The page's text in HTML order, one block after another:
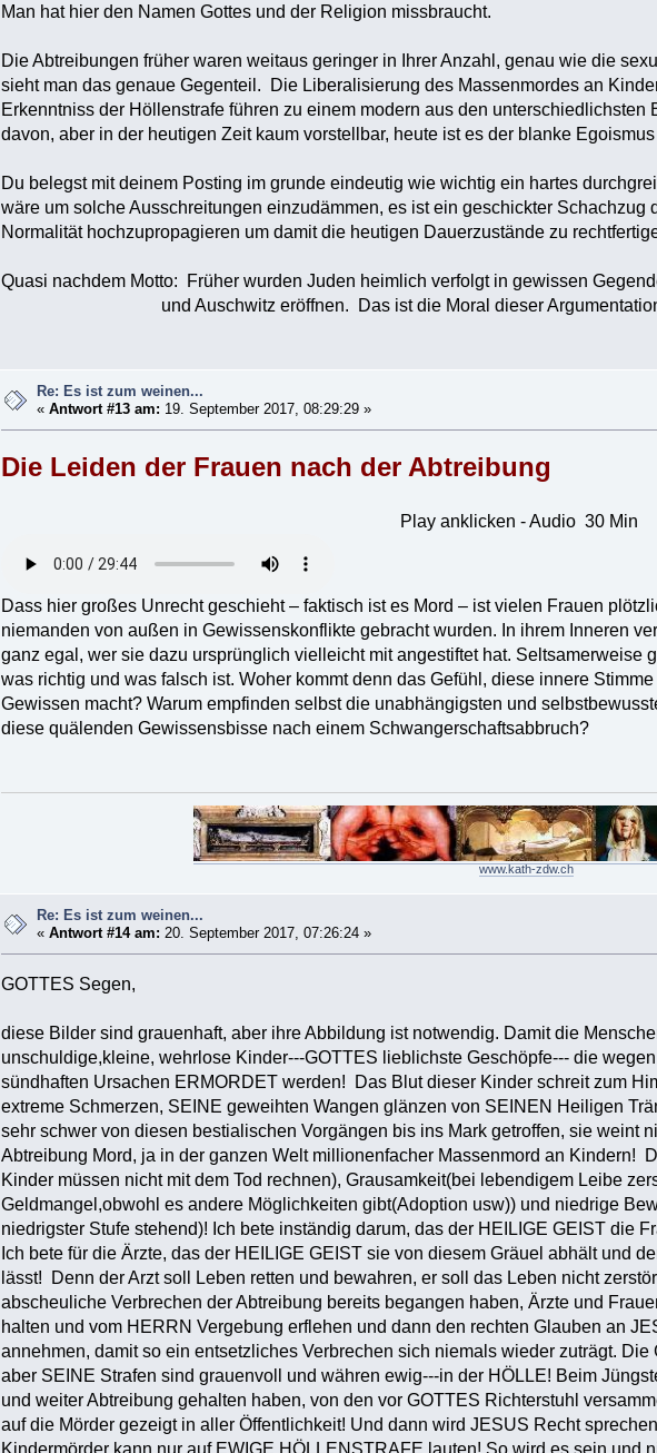
Man hat hier den Namen Gottes und der Religion missbraucht.
Die Abtreibungen früher waren weitaus geringer in Ihrer Anzahl, genau wie die
sieht man das genaue Gegenteil. Die Liberalisierung des Massenmordes an
Erkenntniss der Höllenstrafe führen zu einem modern aus den
davon, aber in der heutigen Zeit kaum vorstellbar, heute ist es der blanke
Du belegst mit deinem Posting im grunde eindeutig wie wichtig ein hartes
wäre um solche Ausschreitungen einzudämmen, es ist ein geschickter
Normalität hochzupropagieren um damit die heutigen Dauerzustände zu
Quasi nachdem Motto: Früher wurden Juden heimlich verfolgt in gewissen
und Auschwitz eröffnen. Das ist die Moral dieser
Re: Es ist zum weinen...
«Antwort #13 am: 19. September 2017, 08:29:29 »
Die Leiden der Frauen nach der Abtreibung
Play anklicken - Audio 30 Min
Dass hier großes Unrecht geschieht – faktisch ist es Mord – ist vielen Frauen
niemanden von außen in Gewissenskonflikte gebracht wurden. In ihrem Inneren
ganz egal, wer sie dazu ursprünglich vielleicht mit angestiftet hat. Seltsamerweise
was richtig und was falsch ist. Woher kommt denn das Gefühl, diese innere
Gewissen macht? Warum empfinden selbst die unabhängigsten und
diese quälenden Gewissensbisse nach einem Schwangerschaftsabbruch?
www.kath-zdw.ch
Re: Es ist zum weinen...
«Antwort #14 am: 20. September 2017, 07:26:24 »
GOTTES Segen,
diese Bilder sind grauenhaft, aber ihre Abbildung ist notwendig. Damit die
unschuldige,kleine, wehrlose Kinder---GOTTES lieblichste Geschöpfe--- die
sündhaften Ursachen ERMORDET werden! Das Blut dieser Kinder schreit zum
extreme Schmerzen, SEINE geweihten Wangen glänzen von SEINEN Heiligen
sehr schwer von diesen bestialischen Vorgängen bis ins Mark getroffen, sie weint
Abtreibung Mord, ja in der ganzen Welt millionenfacher Massenmord an Kindern!
Kinder müssen nicht mit dem Tod rechnen), Grausamkeit(bei lebendigem Leibe
Geldmangel,obwohl es andere Möglichkeiten gibt(Adoption usw)) und niedrige
niedrigster Stufe stehend)! Ich bete inständig darum, das der HEILIGE GEIST die
Ich bete für die Ärzte, das der HEILIGE GEIST sie von diesem Gräuel abhält und
lässt! Denn der Arzt soll Leben retten und bewahren, er soll das Leben nicht
abscheuliche Verbrechen der Abtreibung bereits begangen haben, Ärzte und
halten und vom HERRN Vergebung erflehen und dann den rechten Glauben an
annehmen, damit so ein entsetzliches Verbrechen sich niemals wieder zuträgt.
aber SEINE Strafen sind grauenvoll und währen ewig---in der HÖLLE! Beim
und weiter Abtreibung gehalten haben, von den vor GOTTES Richterstuhl
auf die Mörder gezeigt in aller Öffentlichkeit! Und dann wird JESUS Recht
Kindermörder kann nur auf EWIGE HÖLLENSTRAFE lauten! So wird es sein und